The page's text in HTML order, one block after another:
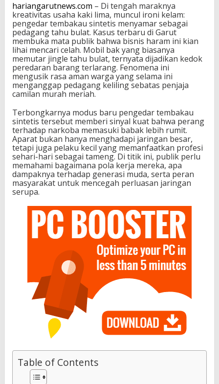
hariangarutnews.com – Di tengah maraknya
kreativitas usaha kaki lima, muncul ironi kelam:
pengedar tembakau sintetis menyamar sebagai
pedagang tahu bulat. Kasus terbaru di Garut
membuka mata publik bahwa bisnis haram ini kian
lihai mencari celah. Mobil bak yang biasanya
memutar jingle tahu bulat, ternyata dijadikan kedok
peredaran barang terlarang. Fenomena ini
mengusik rasa aman warga yang selama ini
menganggap pedagang keliling sebatas penjaja
camilan murah meriah.
Terbongkarnya modus baru pengedar tembakau
sintetis tersebut memberi sinyal kuat bahwa perang
terhadap narkoba memasuki babak lebih rumit.
Aparat bukan hanya menghadapi jaringan besar,
tetapi juga pelaku kecil yang memanfaatkan profesi
sehari-hari sebagai tameng. Di titik ini, publik perlu
memahami bagaimana pola kerja mereka, apa
dampaknya terhadap generasi muda, serta peran
masyarakat untuk mencegah perluasan jaringan
serupa.
Table of Contents